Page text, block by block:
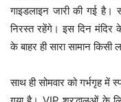
गाइडलाइन जारी की गई
निरस्त रहेंगे। इस दिन मंदिर
के बाहर ही सारा सामान किसी
साथ ही सोमवार को गर्भगृह में